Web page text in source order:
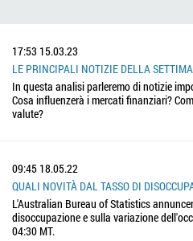
17:53 15.03.23
LE PRINCIPALI NOTIZIE DELLA
In questa analisi parleremo di notizie
Cosa influenzerà i mercati finanziari?
valute?
09:45 18.05.22
QUALI NOVITÀ DAL TASSO DI
L'Australian Bureau of Statistics
disoccupazione e sulla variazione
04:30 MT.